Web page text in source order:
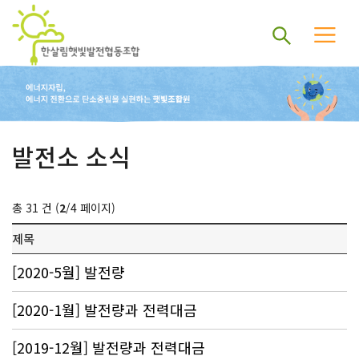
발전소 소식
총 31 건 (2/4 페이지)
제목
[2020-5월] 발전량
[2020-1월] 발전량과 전력대금
[2019-12월] 발전량과 전력대금